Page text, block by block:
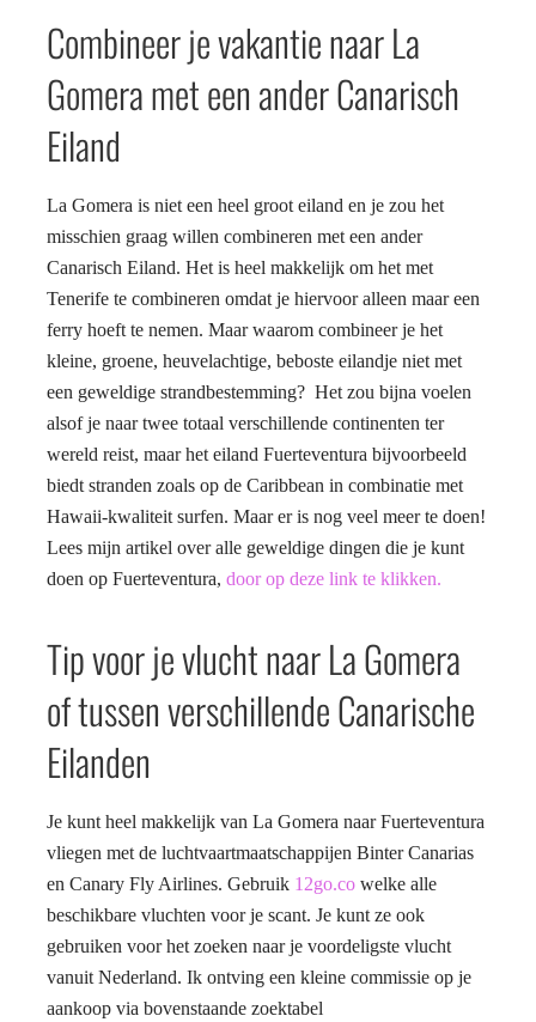
Combineer je vakantie naar La
Gomera met een ander Canarisch
Eiland
La Gomera is niet een heel groot eiland en je zou het
misschien graag willen combineren met een ander
Canarisch Eiland. Het is heel makkelijk om het met
Tenerife te combineren omdat je hiervoor alleen maar een
ferry hoeft te nemen. Maar waarom combineer je het
kleine, groene, heuvelachtige, beboste eilandje niet met
een geweldige strandbestemming? Het zou bijna voelen
alsof je naar twee totaal verschillende continenten ter
wereld reist, maar het eiland Fuerteventura bijvoorbeeld
biedt stranden zoals op de Caribbean in combinatie met
Hawaii-kwaliteit surfen. Maar er is nog veel meer te doen!
Lees mijn artikel over alle geweldige dingen die je kunt
doen op Fuerteventura, door op deze link te klikken.
Tip voor je vlucht naar La Gomera
of tussen verschillende Canarische
Eilanden
Je kunt heel makkelijk van La Gomera naar Fuerteventura
vliegen met de luchtvaartmaatschappijen Binter Canarias
en Canary Fly Airlines. Gebruik 12go.co welke alle
beschikbare vluchten voor je scant. Je kunt ze ook
gebruiken voor het zoeken naar je voordeligste vlucht
vanuit Nederland. Ik ontving een kleine commissie op je
aankoop via bovenstaande zoektabel